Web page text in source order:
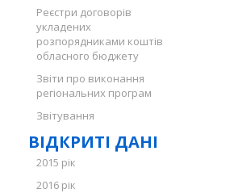
Реєстри договорів
укладених
розпорядниками коштів
обласного бюджету
Звіти про виконання
регіональних програм
Звітування
ВІДКРИТІ ДАНІ
2015 рік
2016 рік